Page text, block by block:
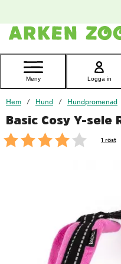
Kontakta
Meny Logga in
Hem Hund Hundpromenad
Basic Cosy Y-sele
1 röst
foo